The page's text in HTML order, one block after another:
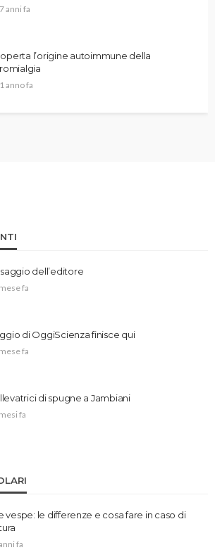
7 anni fa
l’origine autoimmune della
1 anno fa
dell’editore
fa
di OggiScienza finisce qui
fa
di spugne a Jambiani
fa
vespe: le differenze e cosa fare in caso di
fa